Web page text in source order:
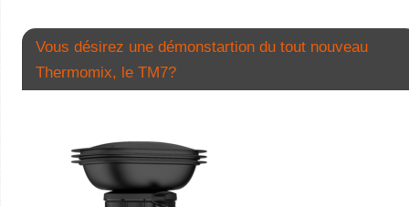
Vous désirez une démonstartion du tout nouveau
Thermomix, le TM7?